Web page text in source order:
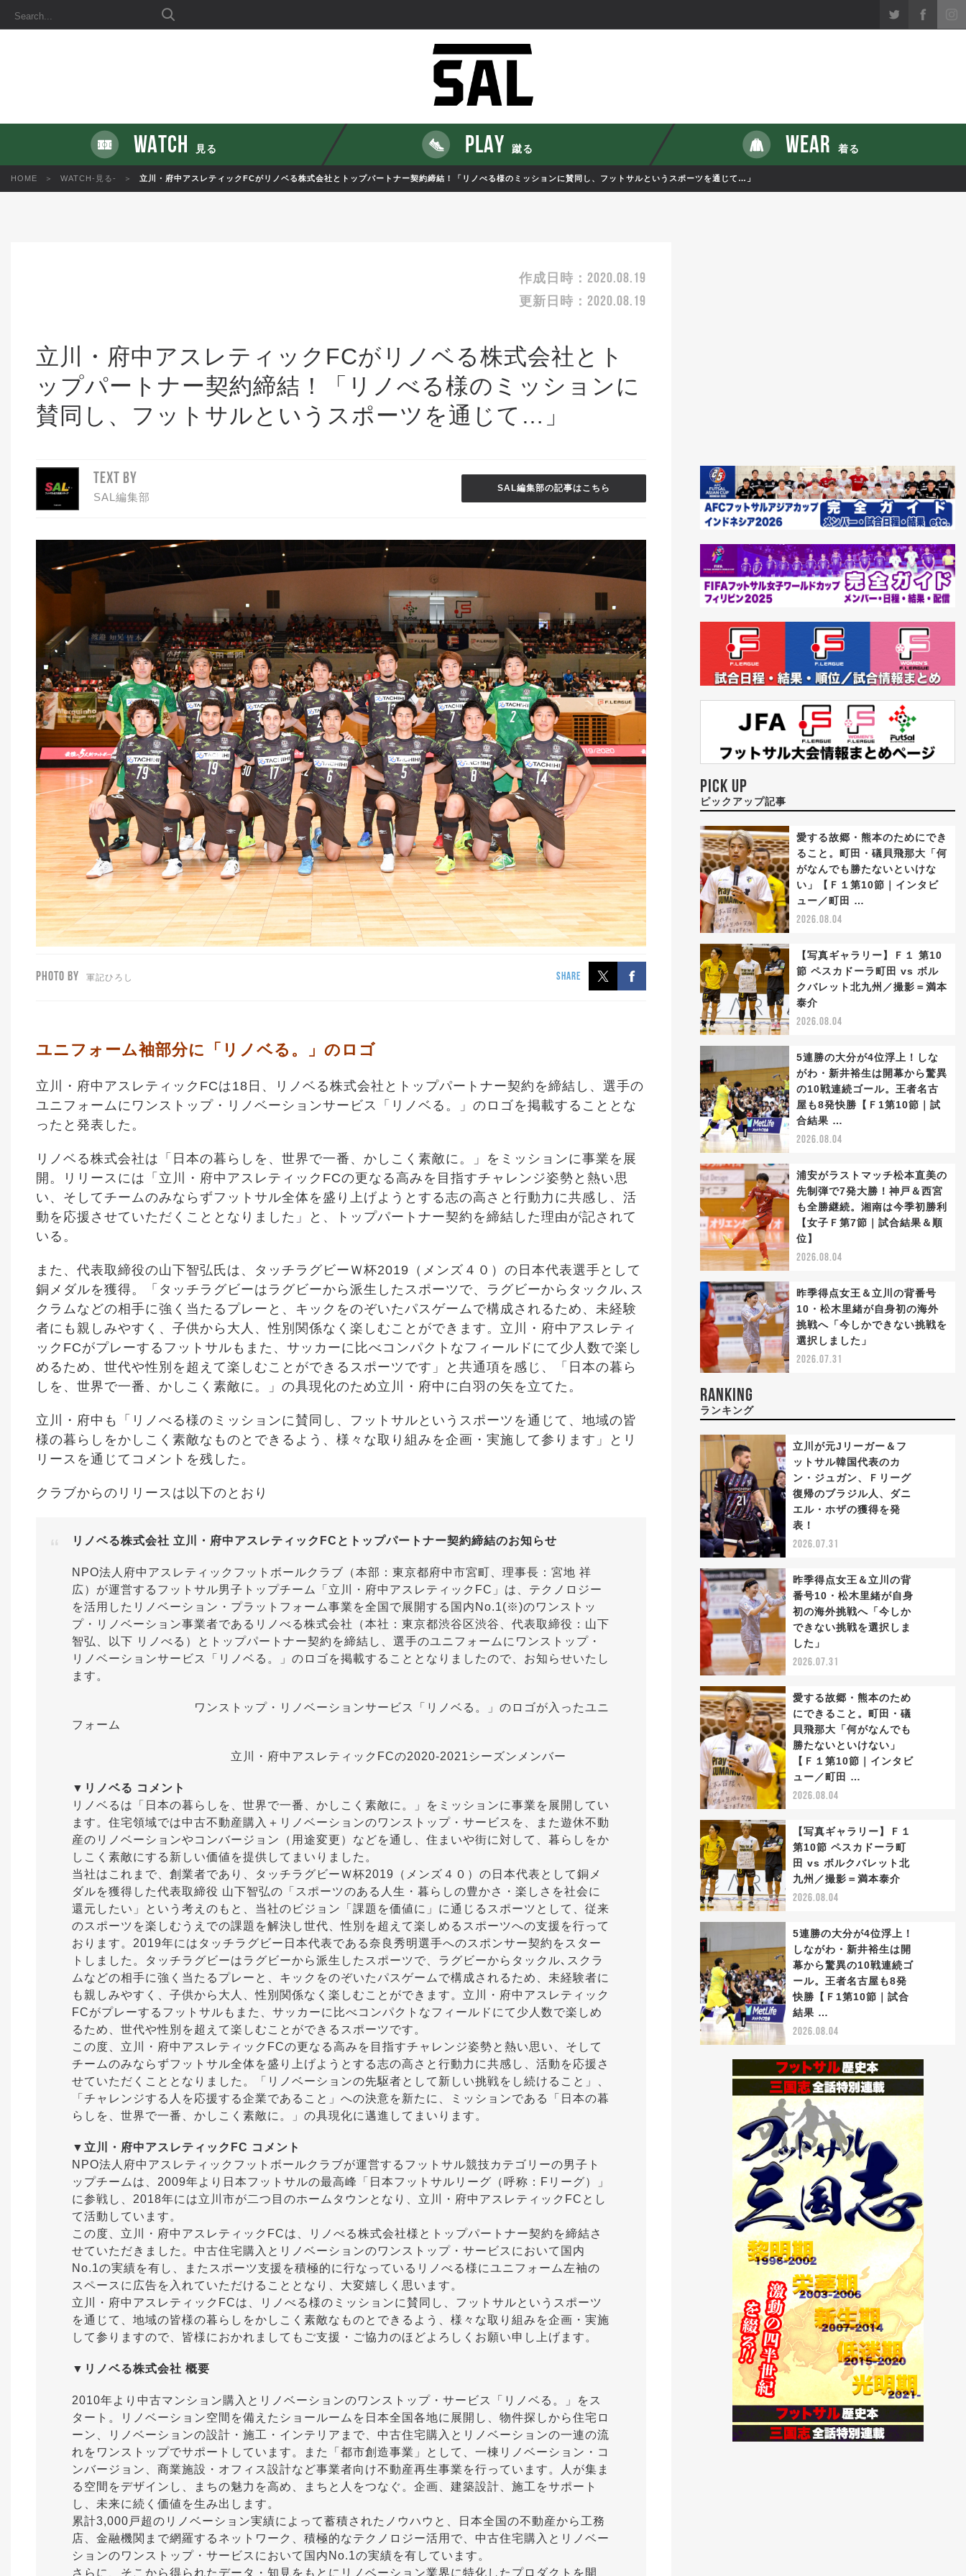
WATCH 見る PLAY 蹴る WEAR 着る
HOME WATCH-見る- 立川・府中アスレティックFCがリノベる株式会社とトップパートナー契約締結！「リノべる様のミッションに賛同し、フットサルというスポーツを通じて…」
作成日時： 2020.08.19
更新日時： 2020.08.19
立川・府中アスレティックFCがリノベる株式会社とト
ップパートナー契約締結！「リノべる様のミッションに
賛同し、フットサルというスポーツを通じて…」
TEXT BY
SAL編集部
SAL編集部の記事はこちら
PHOTO BY 軍記ひろし SHARE
ユニフォーム袖部分に「リノベる。」のロゴ
立川・府中アスレティックFCは18日、リノベる株式会社とトップパートナー契約を締結し、選手の
ユニフォームにワンストップ・リノベーションサービス「リノベる。」のロゴを掲載することとな
ったと発表した。
リノベる株式会社は「日本の暮らしを、世界で一番、かしこく素敵に。」をミッションに事業を展
開。リリースには「立川・府中アスレティックFCの更なる高みを目指すチャレンジ姿勢と熱い思
い、そしてチームのみならずフットサル全体を盛り上げようとする志の高さと行動力に共感し、活
動を応援させていただくこととなりました」と、トップパートナー契約を締結した理由が記されて
いる。
また、代表取締役の山下智弘氏は、タッチラグビーＷ杯2019（メンズ４０）の日本代表選手として
銅メダルを獲得。「タッチラグビーはラグビーから派生したスポーツで、ラグビーからタックル､ス
クラムなどの相手に強く当たるプレーと、キックをのぞいたパスゲームで構成されるため、未経験
者にも親しみやすく、子供から大人、性別関係なく楽しむことができます。立川・府中アスレティ
ックFCがプレーするフットサルもまた、サッカーに比べコンパクトなフィールドにて少人数で楽し
めるため、世代や性別を超えて楽しむことができるスポーツです」と共通項を感じ、「日本の暮ら
しを、世界で一番、かしこく素敵に。」の具現化のため立川・府中に白羽の矢を立てた。
立川・府中も「リノべる様のミッションに賛同し、フットサルというスポーツを通じて、地域の皆
様の暮らしをかしこく素敵なものとできるよう、様々な取り組みを企画・実施して参ります」とリ
リースを通じてコメントを残した。
クラブからのリリースは以下のとおり
リノベる株式会社 立川・府中アスレティックFCとトップパートナー契約締結のお知らせ
NPO法人府中アスレティックフットボールクラブ（本部：東京都府中市宮町、理事長：宮地 祥
広）が運営するフットサル男子トップチーム「立川・府中アスレティックFC」は、テクノロジー
を活用したリノベーション・プラットフォーム事業を全国で展開する国内No.1(※)のワンストッ
プ・リノベーション事業者であるリノべる株式会社（本社：東京都渋谷区渋谷、代表取締役：山下
智弘、以下 リノべる）とトップパートナー契約を締結し、選手のユニフォームにワンストップ・
リノベーションサービス「リノベる。」のロゴを掲載することとなりましたので、お知らせいたし
ます。
ワンストップ・リノベーションサービス「リノベる。」のロゴが入ったユニ
フォーム
立川・府中アスレティックFCの2020-2021シーズンメンバー
▼リノベる コメント
リノベるは「日本の暮らしを、世界で一番、かしこく素敵に。」をミッションに事業を展開してい
ます。住宅領域では中古不動産購入＋リノベーションのワンストップ・サービスを、また遊休不動
産のリノベーションやコンバージョン（用途変更）などを通し、住まいや街に対して、暮らしをか
しこく素敵にする新しい価値を提供してまいりました。
当社はこれまで、創業者であり、タッチラグビーＷ杯2019（メンズ４０）の日本代表として銅メ
ダルを獲得した代表取締役 山下智弘の「スポーツのある人生・暮らしの豊かさ・楽しさを社会に
還元したい」という考えのもと、当社のビジョン「課題を価値に」に通じるスポーツとして、従来
のスポーツを楽しむうえでの課題を解決し世代、性別を超えて楽しめるスポーツへの支援を行って
おります。2019年にはタッチラグビー日本代表である奈良秀明選手へのスポンサー契約をスター
トしました。タッチラグビーはラグビーから派生したスポーツで、ラグビーからタックル､スクラ
ムなどの相手に強く当たるプレーと、キックをのぞいたパスゲームで構成されるため、未経験者に
も親しみやすく、子供から大人、性別関係なく楽しむことができます。立川・府中アスレティック
FCがプレーするフットサルもまた、サッカーに比べコンパクトなフィールドにて少人数で楽しめ
るため、世代や性別を超えて楽しむことができるスポーツです。
この度、立川・府中アスレティックFCの更なる高みを目指すチャレンジ姿勢と熱い思い、そして
チームのみならずフットサル全体を盛り上げようとする志の高さと行動力に共感し、活動を応援さ
せていただくこととなりました。「リノベーションの先駆者として新しい挑戦をし続けること」、
「チャレンジする人を応援する企業であること」への決意を新たに、ミッションである「日本の暮
らしを、世界で一番、かしこく素敵に。」の具現化に邁進してまいります。
▼立川・府中アスレティックFC コメント
NPO法人府中アスレティックフットボールクラブが運営するフットサル競技カテゴリーの男子ト
ップチームは、2009年より日本フットサルの最高峰「日本フットサルリーグ（呼称：Fリーグ）」
に参戦し、2018年には立川市が二つ目のホームタウンとなり、立川・府中アスレティックFCとし
て活動しています。
この度、立川・府中アスレティックFCは、リノべる株式会社様とトップパートナー契約を締結さ
せていただきました。中古住宅購入とリノベーションのワンストップ・サービスにおいて国内
No.1の実績を有し、またスポーツ支援を積極的に行なっているリノべる様にユニフォーム左袖の
スペースに広告を入れていただけることとなり、大変嬉しく思います。
立川・府中アスレティックFCは、リノべる様のミッションに賛同し、フットサルというスポーツ
を通じて、地域の皆様の暮らしをかしこく素敵なものとできるよう、様々な取り組みを企画・実施
して参りますので、皆様におかれましてもご支援・ご協力のほどよろしくお願い申し上げます。
▼リノベる株式会社 概要
2010年より中古マンション購入とリノベーションのワンストップ・サービス「リノベる。」をス
タート。リノベーション空間を備えたショールームを日本全国各地に展開し、物件探しから住宅ロ
ーン、リノベーションの設計・施工・インテリアまで、中古住宅購入とリノベーションの一連の流
れをワンストップでサポートしています。また「都市創造事業」として、一棟リノベーション・コ
ンバージョン、商業施設・オフィス設計など事業者向け不動産再生事業を行っています。人が集ま
る空間をデザインし、まちの魅力を高め、まちと人をつなぐ。企画、建築設計、施工をサポート
し、未来に続く価値を生み出します。
累計3,000戸超のリノベーション実績によって蓄積されたノウハウと、日本全国の不動産から工務
店、金融機関まで網羅するネットワーク、積極的なテクノロジー活用で、中古住宅購入とリノベー
ションのワンストップ・サービスにおいて国内No.1の実績を有しています。
さらに、そこから得られたデータ・知見をもとにリノベーション業界に特化したプロダクトを開
PICK UP
ピックアップ記事
愛する故郷・熊本のためにでき
ること。町田・礒貝飛那大「何
がなんでも勝たないといけな
い」【Ｆ１第10節｜インタビ
ュー／町田 …
2026.08.04
【写真ギャラリー】Ｆ１ 第10
節 ペスカドーラ町田 vs ボル
クバレット北九州／撮影＝満本
泰介
2026.08.04
5連勝の大分が4位浮上！しな
がわ・新井裕生は開幕から驚異
の10戦連続ゴール。王者名古
屋も8発快勝【Ｆ1第10節｜試
合結果 …
2026.08.04
浦安がラストマッチ松本直美の
先制弾で7発大勝！神戸＆西宮
も全勝継続。湘南は今季初勝利
【女子Ｆ第7節｜試合結果＆順
位】
2026.08.04
昨季得点女王＆立川の背番号
10・松木里緒が自身初の海外
挑戦へ「今しかできない挑戦を
選択しました」
2026.07.31
RANKING
ランキング
立川が元Jリーガー＆フ
ットサル韓国代表のカ
ン・ジュガン、Ｆリーグ
復帰のブラジル人、ダニ
エル・ホザの獲得を発
表！
2026.07.31
昨季得点女王＆立川の背
番号10・松木里緒が自身
初の海外挑戦へ「今しか
できない挑戦を選択しま
した」
2026.07.31
愛する故郷・熊本のため
にできること。町田・礒
貝飛那大「何がなんでも
勝たないといけない」
【Ｆ１第10節｜インタビ
ュー／町田 …
2026.08.04
【写真ギャラリー】Ｆ１
第10節 ペスカドーラ町
田 vs ボルクバレット北
九州／撮影＝満本泰介
2026.08.04
5連勝の大分が4位浮上！
しながわ・新井裕生は開
幕から驚異の10戦連続ゴ
ール。王者名古屋も8発
快勝【Ｆ1第10節｜試合
結果 …
2026.08.04